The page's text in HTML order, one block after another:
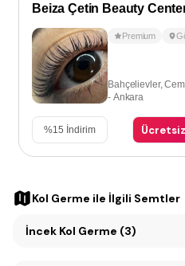
Beiza Çetin Beauty
Premium
Bahçelievler,
- Ankara
%15 İndirim
Kol Germe ile İlgili Semtler
İncek Kol Germe (3)